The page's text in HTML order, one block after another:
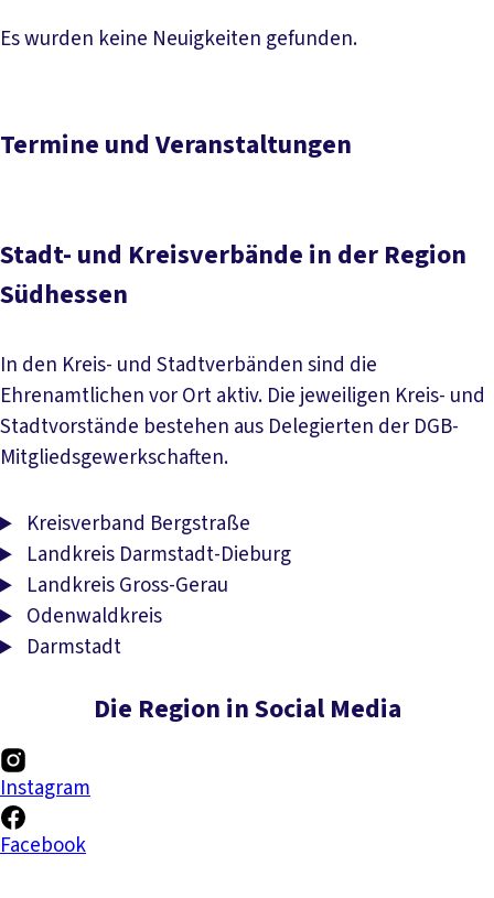
Es wurden keine Neuigkeiten gefunden.
Termine und Veranstaltungen
Stadt- und Kreisverbände in der Region
Südhessen
In den Kreis- und Stadtverbänden sind die
Ehrenamtlichen vor Ort aktiv. Die jeweiligen Kreis- und
Stadtvorstände bestehen aus Delegierten der DGB-
Mitgliedsgewerkschaften.
Kreisverband Bergstraße
Landkreis Darmstadt-Dieburg
Landkreis Gross-Gerau
Odenwaldkreis
Darmstadt
Die Region in Social Media
Instagram
Facebook